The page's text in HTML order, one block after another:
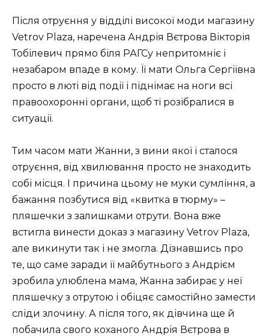
Після отруєння у відділі високої моди магазину
Vetrov Plaza, наречена Андрія Вєтрова Вікторія
Тобілевич прямо біля РАГСу непритомніє і
незабаром впаде в кому. Її мати Ольга Сергіївна
просто в люті від події і піднімає на ноги всі
правоохоронні органи, щоб ті розібралися в
ситуації.
Тим часом мати Жанни, з вини якої і сталося
отруєння, від хвилювання просто не знаходить
собі місця. І причина цьому не муки сумління, а
бажання позбутися від «квитка в тюрму» –
пляшечки з залишками отрути. Вона вже
встигла винести доказ з магазину Vetrov Plaza,
але викинути так і не змогла. Дізнавшись про
те, що саме заради її майбутнього з Андрієм
зробила улюблена мама, Жанна забирає у неї
пляшечку з отрутою і обіцяє самостійно замести
сліди злочину. А після того, як дівчина ще й
побачила свого коханого Андрія Вєтрова в